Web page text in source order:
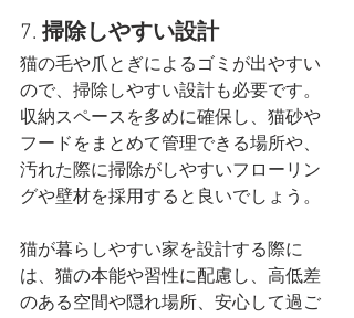
7. 掃除しやすい設計
猫の毛や爪とぎによるゴミが出やすい
ので、掃除しやすい設計も必要です。
収納スペースを多めに確保し、猫砂や
フードをまとめて管理できる場所や、
汚れた際に掃除がしやすいフローリン
グや壁材を採用すると良いでしょう​。
猫が暮らしやすい家を設計する際に
は、猫の本能や習性に配慮し、高低差
のある空間や隠れ場所、安心して過ご